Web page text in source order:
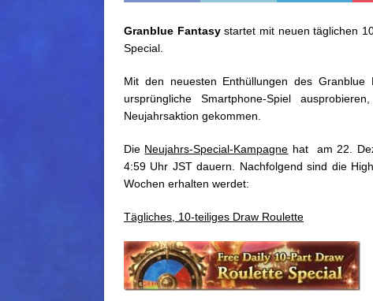
Granblue Fantasystartet mit neuen täglichen
Special.
Mit den neuesten Enthüllungen des
ursprüngliche Smartphone-Spiel
Neujahrsaktion gekommen.
Die Neujahrs-Special-Kampagne hat am 22.
4:59 Uhr JST dauern. Nachfolgend sind die
Wochen erhalten werdet:
Tägliches, 10-teiliges Draw Roulette